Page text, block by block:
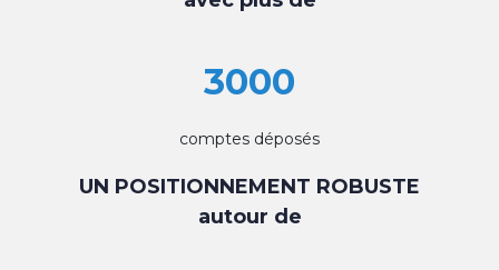
3000
comptes déposés
UN POSITIONNEMENT ROBUSTE
autour de